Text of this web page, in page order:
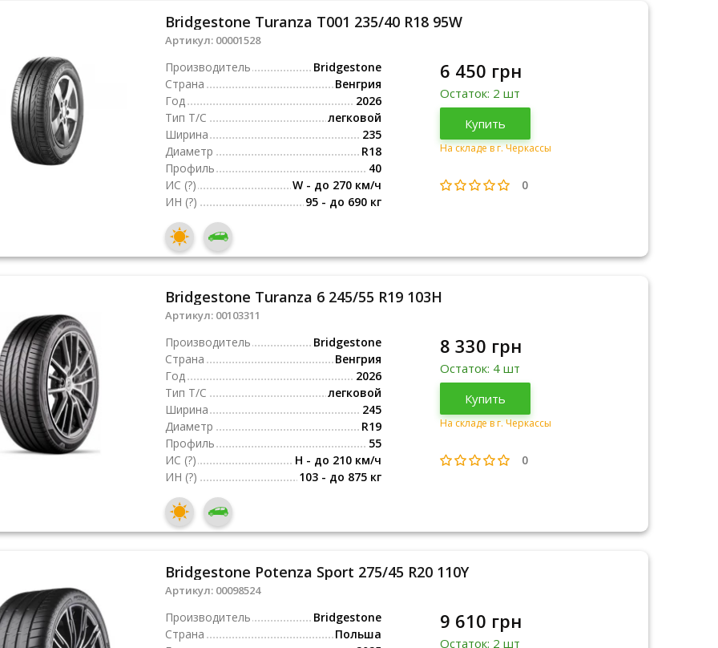
Bridgestone Turanza T001 235/40 R18 95W
Артикул: 00001528
Производитель
Bridgestone
Страна
Венгрия
Год
2026
Тип Т/С
легковой
Ширина
235
Диаметр
R18
Профиль
40
ИС (?)
W - до 270 км/ч
ИН (?) 95 - до 690 кг
Венгрия
2026
6 450 грн
Остаток: 2 шт
Купить
На складе в г. Черкассы
0
Bridgestone Turanza 6 245/55 R19 103H
Артикул: 00103311
Производитель
Bridgestone
Страна
Венгрия
Год
2026
Тип Т/С
легковой
Ширина
245
Диаметр
R19
Профиль
55
ИС (?)
H - до 210 км/ч
ИН (?) 103 - до 875 кг
Венгрия
2026
8 330 грн
Остаток: 4 шт
Купить
На складе в г. Черкассы
0
Bridgestone Potenza Sport 275/45 R20 110Y
Артикул: 00098524
Производитель
Bridgestone
Страна
Польша
9 610 грн
Остаток: 2 шт